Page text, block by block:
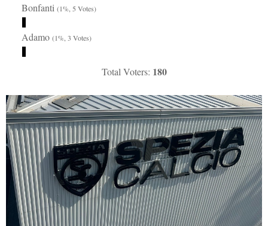
Bonfanti(1%, 5 Votes)
Adamo(1%, 3 Votes)
Total Voters: 180